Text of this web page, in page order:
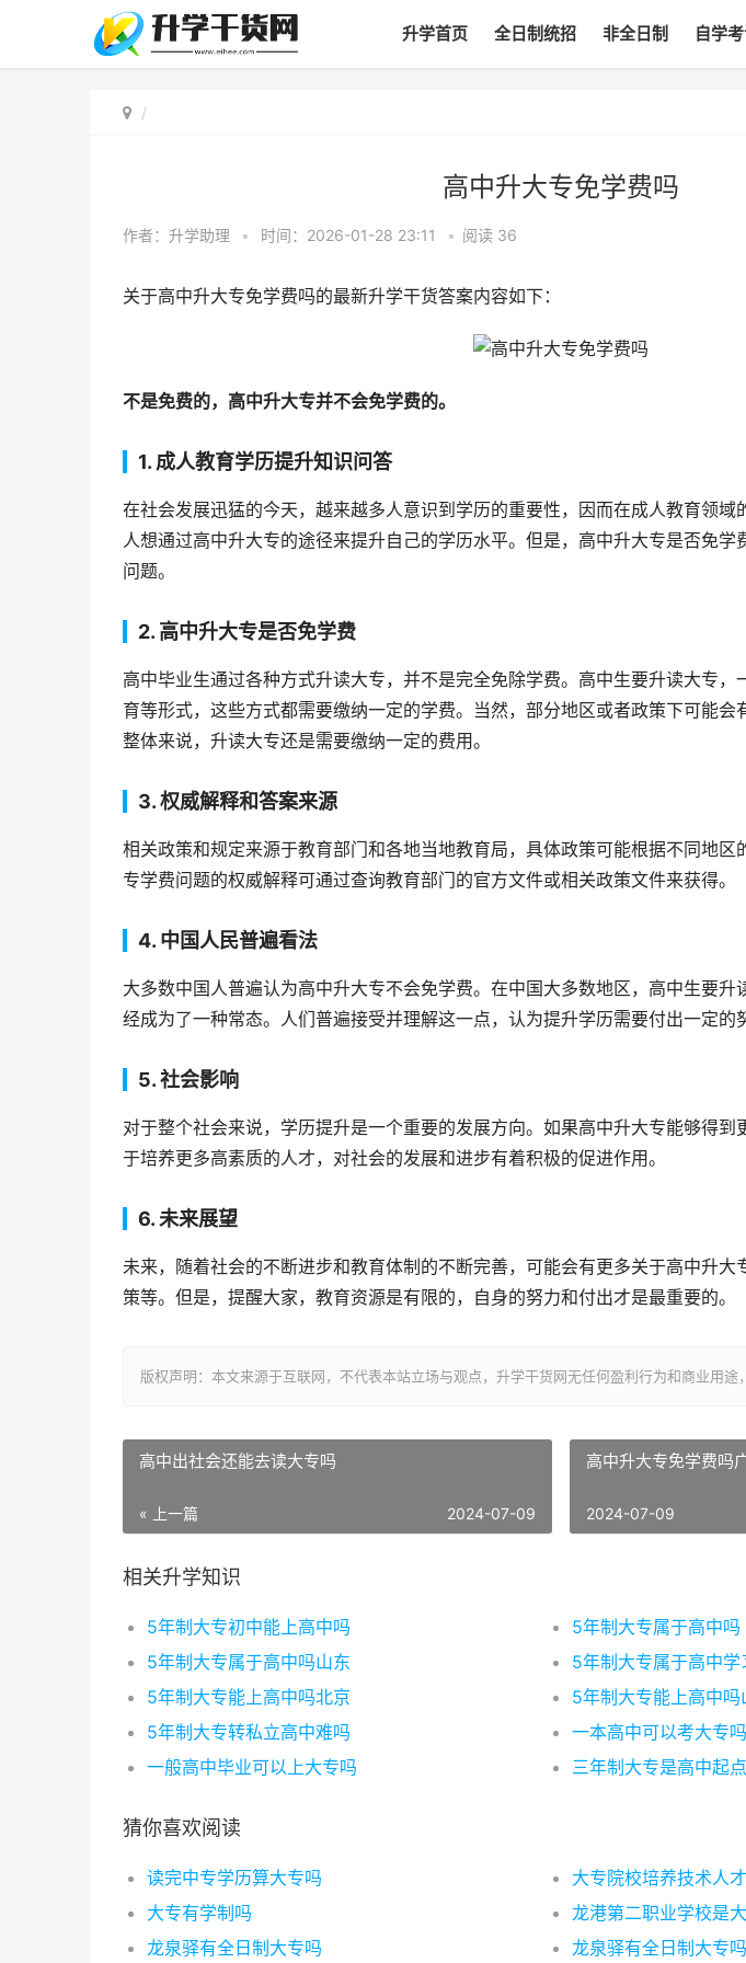
升学首页 全日制统招 非全日制 自学
高中升大专免学费吗
作者： 升学助理 • 时间：2026-01-28 23:11 • 阅读 36
关于高中升大专免学费吗的最新升学干货答案内容如下：
不是免费的，高中升大专并不会免学费的。
1. 成人教育学历提升知识问答
在社会发展迅猛的今天，越来越多人意识到学历的重要性，因而在成人教育领域
人想通过高中升大专的途径来提升自己的学历水平。但是，高中升大专是否免
问题。
2. 高中升大专是否免学费
高中毕业生通过各种方式升读大专，并不是完全免除学费。高中生要升读大专
育等形式，这些方式都需要缴纳一定的学费。当然，部分地区或者政策下可能会
整体来说，升读大专还是需要缴纳一定的费用。
3. 权威解释和答案来源
相关政策和规定来源于教育部门和各地当地教育局，具体政策可能根据不同地区
专学费问题的权威解释可通过查询教育部门的官方文件或相关政策文件来获得。
4. 中国人民普遍看法
大多数中国人普遍认为高中升大专不会免学费。在中国大多数地区，高中生要
经成为了一种常态。人们普遍接受并理解这一点，认为提升学历需要付出一定的
5. 社会影响
对于整个社会来说，学历提升是一个重要的发展方向。如果高中升大专能够得到
于培养更多高素质的人才，对社会的发展和进步有着积极的促进作用。
6. 未来展望
未来，随着社会的不断进步和教育体制的不断完善，可能会有更多关于高中升大
策等。但是，提醒大家，教育资源是有限的，自身的努力和付出才是最重要的。
版权声明：本文来源于互联网，不代表本站立场与观点，升学干货网无任何盈利行为和商业用途
高中出社会还能去读大专吗
« 上一篇 2024-07-09
高中升大专免学费吗
2024-07-09
相关升学知识
5年制大专初中能上高中吗
5年制大专属于高中吗
5年制大专属于高中吗山东
5年制大专属于高中学
5年制大专能上高中吗北京
5年制大专能上高中吗
5年制大专转私立高中难吗
一本高中可以考大专吗
一般高中毕业可以上大专吗
三年制大专是高中起
猜你喜欢阅读
读完中专学历算大专吗
大专院校培养技术人
大专有学制吗
龙港第二职业学校是
龙泉驿有全日制大专吗
龙泉驿有全日制大专吗